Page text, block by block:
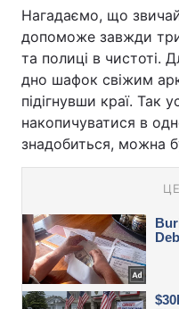
Нагадаємо, що
допоможе завжди
та полиці в чистоті.
дно шафок свіжим
підігнувши краї. Так
накопичуватися в
знадобиться, можна